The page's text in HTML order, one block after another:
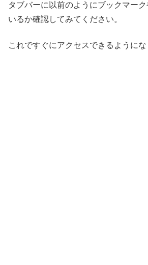
タブバーに以前のようにブックマー
いるか確認してみてください。
これですぐにアクセスできるようにな